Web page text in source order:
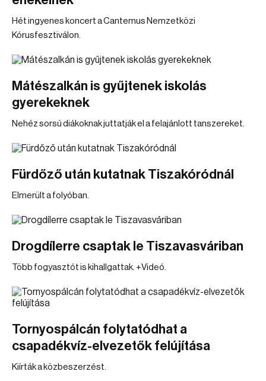
Hét ingyenes koncert a Cantemus Nemzetközi
Kórusfesztiválon.
Mátészalkán is gyűjtenek iskolás
gyerekeknek
Nehéz sorsú diákoknak juttatják el a felajánlott tanszereket.
Fürdőző után kutatnak Tiszakóródnál
Elmerült a folyóban.
Drogdílerre csaptak le Tiszavasváriban
Több fogyasztót is kihallgattak. +Videó.
Tornyospálcán folytatódhat a
csapadékvíz-elvezetők felújítása
Kiírták a közbeszerzést.